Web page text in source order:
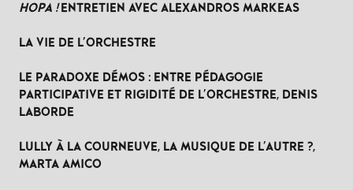
HOPA !ENTRETIEN AVEC ALEXANDROS MARKEAS
LA VIE DE L'ORCHESTRE
LE PARADOXE DÉMOS : ENTRE PÉDAGOGIE
PARTICIPATIVE ET RIGIDITÉ DE L'ORCHESTRE, DENIS
LABORDE
LULLY À LA COURNEUVE, LA MUSIQUE DE L'AUTRE ?,
MARTA AMICO